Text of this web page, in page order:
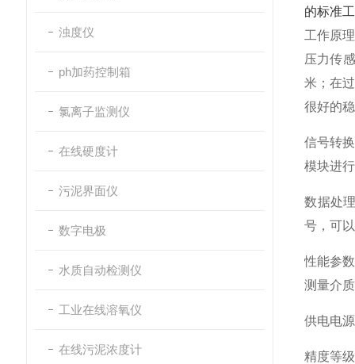
浊度仪
ph加药控制箱
氯离子监测仪
在线硬度计
污泥界面仪
数字电极
水质自动检测仪
工业在线溶氧仪
在线污泥浓度计
的标准
工作原
压力传感
米；在
很好的
信号转换
模块进
数据处
号，可
性能参
测量介质
供电电源
精度等级